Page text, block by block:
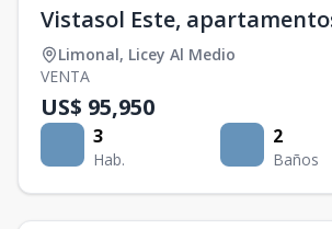
Vistasol Este,
Limonal, Licey Al Medio
VENTA
US$ 95,950
3
Hab.
2
Baños